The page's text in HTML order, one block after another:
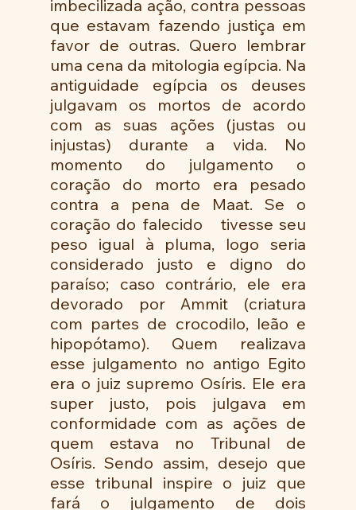
imbecilizada ação, contra pessoas
que estavam fazendo justiça em
favor de outras. Quero lembrar
uma cena da mitologia egípcia. Na
antiguidade egípcia os deuses
julgavam os mortos de acordo
com as suas ações (justas ou
injustas) durante a vida. No
momento do julgamento o
coração do morto era pesado
contra a pena de Maat. Se o
coração do falecido   tivesse seu
peso igual à pluma, logo seria
considerado justo e digno do
paraíso; caso contrário, ele era
devorado por Ammit (criatura
com partes de crocodilo, leão e
hipopótamo). Quem realizava
esse julgamento no antigo Egito
era o juiz supremo Osíris. Ele era
super justo, pois julgava em
conformidade com as ações de
quem estava no Tribunal de
Osíris. Sendo assim, desejo que
esse tribunal inspire o juiz que
fará o julgamento de dois